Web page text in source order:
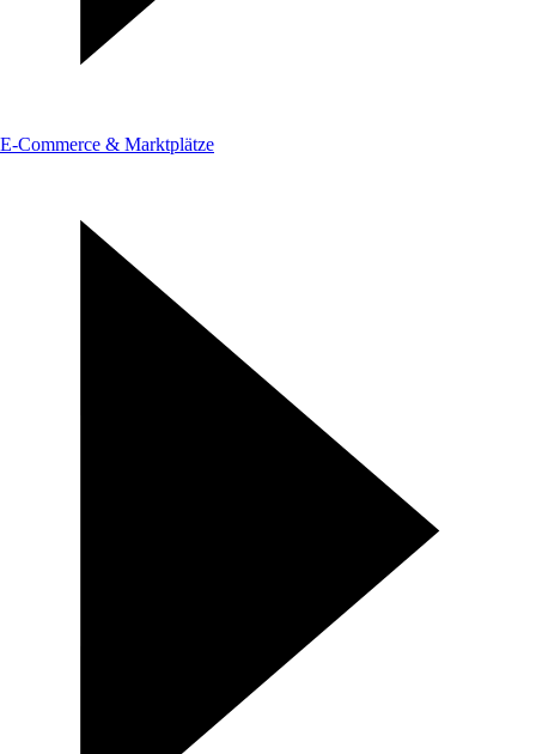
E-Commerce & Marktplätze